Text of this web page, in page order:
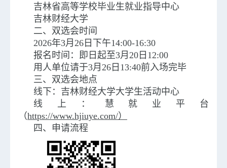
吉林省高等学校毕业生就业指导中心
吉林财经大学
二、双选会时间
2026年3月26日下午14:00-16:30
报名时间：即日起至3月20日12:00
用人单位请于3月26日13:40前入场完毕
三、双选会地点
线下：吉林财经大学大学生活动中心
线上：慧就业平台
（https://www.hjiuye.com/）
四、申请流程